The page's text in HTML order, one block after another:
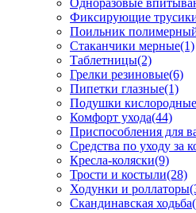
Одноразовые
Фиксирующие
Поильник
Стаканчики мерные(1)
Таблетницы(2)
Грелки резиновые(6)
Пипетки глазные(1)
Подушки кислородные
Комфорт ухода(44)
Приспособления для
Средства по уходу за
Кресла-коляски(9)
Трости и костыли(28)
Ходунки и роллаторы
Скандинавская ходьба